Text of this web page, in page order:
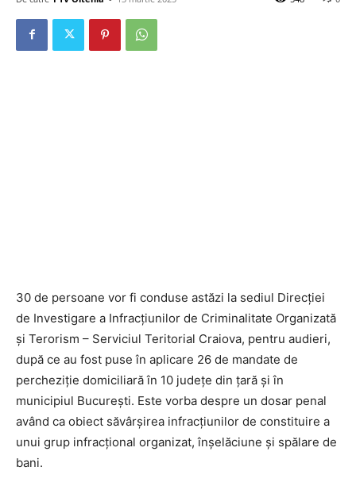
30 de persoane vor fi conduse astăzi la sediul Direcției
de Investigare a Infracțiunilor de Criminalitate Organizată
și Terorism – Serviciul Teritorial Craiova, pentru audieri,
după ce au fost puse în aplicare 26 de mandate de
percheziție domiciliară în 10 județe din țară și în
municipiul București. Este vorba despre un dosar penal
având ca obiect săvârșirea infracțiunilor de constituire a
unui grup infracțional organizat, înșelăciune și spălare de
bani.